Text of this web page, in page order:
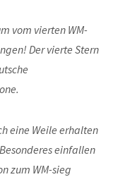
vom vierten WM-
Der vierte Stern
eine Weile erhalten
einfallen
zum WM-sieg